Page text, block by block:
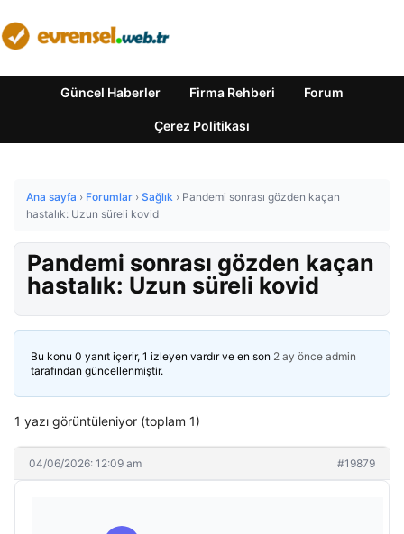
Güncel Haberler Firma Rehberi Forum
Çerez Politikası
Ana sayfa › Forumlar › Sağlık › Pandemi sonrası gözden kaçan
hastalık: Uzun süreli kovid
Pandemi sonrası gözden kaçan
hastalık: Uzun süreli kovid
Bu konu 0 yanıt içerir, 1 izleyen vardır ve en son 2 ay önce admin
tarafından güncellenmiştir.
1 yazı görüntüleniyor (toplam 1)
04/06/2026: 12:09 am #19879